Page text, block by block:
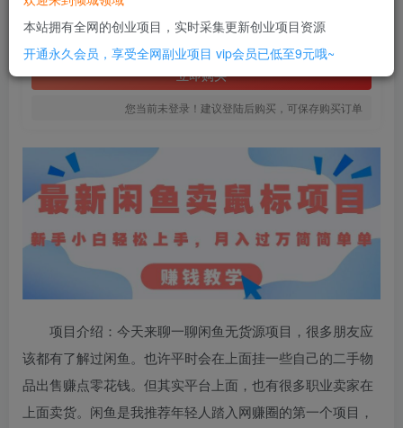
SVIP全站会员 免费
立即购买
您当前未登录！建议登陆后购买，可保存购买订单
项目介绍：今天来聊一聊闲鱼无货源项目，很多朋友应
该都有了解过闲鱼。也许平时会在上面挂一些自己的二手物
品出售赚点零花钱。但其实平台上面，也有很多职业卖家在
上面卖货。闲鱼是我推荐年轻人踏入网赚圈的第一个项目，
本站拥有全网的创业项目，实时采集更新创业项目资源
开通永久会员，享受全网副业项目 vip会员已低至9元哦~